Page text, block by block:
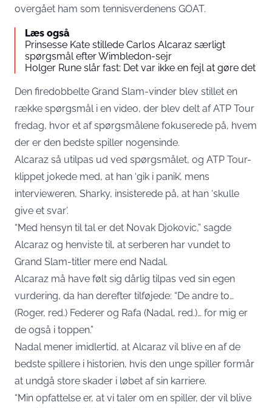
overgået ham som tennisverdenens GOAT.
Læs også
Prinsesse Kate stillede Carlos Alcaraz særligt
spørgsmål efter Wimbledon-sejr
Holger Rune slår fast: Det var ikke en fejl at gøre det
Den firedobbelte Grand Slam-vinder blev stillet en
række spørgsmål i en video, der blev delt af ATP Tour
fredag, hvor et af spørgsmålene fokuserede på, hvem
der er den bedste spiller nogensinde.
Alcaraz så utilpas ud ved spørgsmålet, og ATP Tour-
klippet jokede med, at han ‘gik i panik’, mens
intervieweren, Sharky, insisterede på, at han ‘skulle
give et svar’.
“Med hensyn til tal er det Novak Djokovic,” sagde
Alcaraz og henviste til, at serberen har vundet to
Grand Slam-titler mere end Nadal.
Alcaraz må have følt sig dårlig tilpas ved sin egen
vurdering, da han derefter tilføjede: “De andre to…
(Roger, red.) Federer og Rafa (Nadal, red.)… for mig er
de også i toppen.”
Nadal mener imidlertid, at Alcaraz vil blive en af de
bedste spillere i historien, hvis den unge spiller formår
at undgå store skader i løbet af sin karriere.
“Min opfattelse er, at vi taler om en spiller, der vil blive